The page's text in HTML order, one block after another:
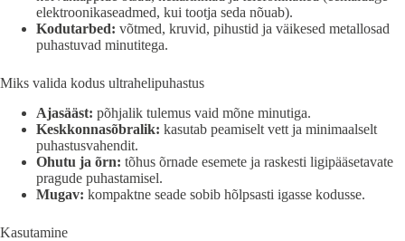
elektroonikaseadmed, kui tootja seda nõuab).
Kodutarbed: võtmed, kruvid, pihustid ja väikesed metallosad
puhastuvad minutitega.
Miks valida kodus ultrahelipuhastus
Ajasääst: põhjalik tulemus vaid mõne minutiga.
Keskkonnasõbralik: kasutab peamiselt vett ja minimaalselt
puhastusvahendit.
Ohutu ja õrn: tõhus õrnade esemete ja raskesti ligipääsetavate
pragude puhastamisel.
Mugav: kompaktne seade sobib hõlpsasti igasse kodusse.
Kasutamine